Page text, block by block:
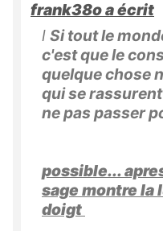
frank38o a écrit
l Si tout le
c'est que le
quelque chose
qui se
ne pas passer
possible...
sage montre la
doigt